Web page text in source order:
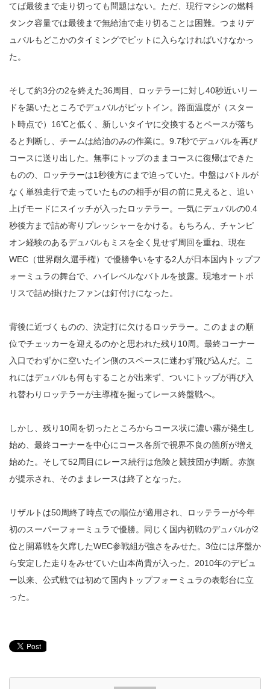
てば最後まで走り切っても問題はない。ただ、現行マシンの燃料
タンク容量では最後まで無給油で走り切ることは困難。つまりデ
ュバルもどこかのタイミングでピットに入らなければいけなかっ
た。
そして約3分の2を終えた36周目、ロッテラーに対し40秒近いリー
ドを築いたところでデュバルがピットイン。路面温度が（スター
ト時点で）16℃と低く、新しいタイヤに交換するとペースが落ち
ると判断し、チームは給油のみの作業に。9.7秒でデュバルを再び
コースに送り出した。無事にトップのままコースに復帰はできた
ものの、ロッテラーは1秒後方にまで迫っていた。中盤はバトルが
なく単独走行で走っていたものの相手が目の前に見えると、追い
上げモードにスイッチが入ったロッテラー。一気にデュバルの0.4
秒後方まで詰め寄りプレッシャーをかける。もちろん、チャンピ
オン経験のあるデュバルもミスを全く見せず周回を重ね、現在
WEC（世界耐久選手権）で優勝争いをする2人が日本国内トップフ
ォーミュラの舞台で、ハイレベルなバトルを披露。現地オートポ
リスで詰め掛けたファンは釘付けになった。
背後に近づくものの、決定打に欠けるロッテラー。このままの順
位でチェッカーを迎えるのかと思われた残り10周。最終コーナー
入口でわずかに空いたイン側のスペースに迷わず飛び込んだ。こ
れにはデュバルも何もすることが出来ず、ついにトップが再び入
れ替わりロッテラーが主導権を握ってレース終盤戦へ。
しかし、残り10周を切ったところからコース状に濃い霧が発生し
始め、最終コーナーを中心にコース各所で視界不良の箇所が増え
始めた。そして52周目にレース続行は危険と競技団が判断。赤旗
が提示され、そのままレースは終了となった。
リザルトは50周終了時点での順位が適用され、ロッテラーが今年
初のスーパーフォーミュラで優勝。同じく国内初戦のデュバルが2
位と開幕戦を欠席したWEC参戦組が強さをみせた。3位には序盤か
ら安定した走りをみせていた山本尚貴が入った。2010年のデビュ
ー以来、公式戦では初めて国内トップフォーミュラの表彰台に立
った。